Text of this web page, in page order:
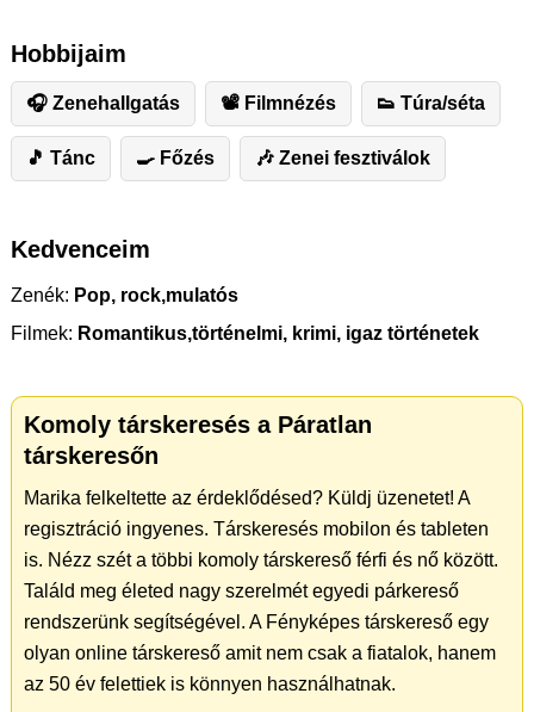
Hobbijaim
🎧 Zenehallgatás 📽 Filmnézés 👟 Túra/séta
🎵 Tánc 🍳 Főzés 🎶 Zenei fesztiválok
Kedvenceim
Zenék: Pop, rock,mulatós
Filmek: Romantikus,történelmi, krimi, igaz történetek
Komoly társkeresés a Páratlan
társkeresőn
Marika felkeltette az érdeklődésed? Küldj üzenetet! A
regisztráció ingyenes. Társkeresés mobilon és tableten
is. Nézz szét a többi komoly társkereső férfi és nő között.
Találd meg életed nagy szerelmét egyedi párkereső
rendszerünk segítségével. A Fényképes társkereső egy
olyan online társkereső amit nem csak a fiatalok, hanem
az 50 év felettiek is könnyen használhatnak.